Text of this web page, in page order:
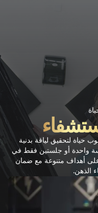
لتحقيق لياقة بدنية
واحدة أو جلستين فقط في
أهداف متنوعة مع ضمان
الذهن.